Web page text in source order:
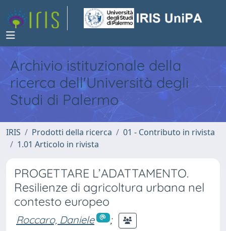
Archivio istituzionale della
ricerca dell'Università degli
Studi di Palermo
IRIS Prodotti della ricerca
01 - Contributo in rivista
1.01 Articolo in rivista
PROGETTARE L’ADATTAMENTO.
Resilienze di agricoltura urbana nel
contesto europeo
Roccaro, Daniele
;